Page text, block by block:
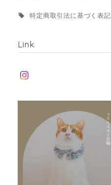
特定商取引法に基づく表記
Link